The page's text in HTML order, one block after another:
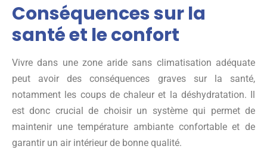
Conséquences sur la
santé et le confort
Vivre dans une zone aride sans climatisation adéquate
peut avoir des conséquences graves sur la santé,
notamment les coups de chaleur et la déshydratation. Il
est donc crucial de choisir un système qui permet de
maintenir une température ambiante confortable et de
garantir un air intérieur de bonne qualité.